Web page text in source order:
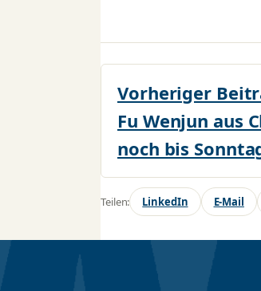
Vorheriger
Fu Wenjun aus
noch bis
Teilen: LinkedIn E-Mail